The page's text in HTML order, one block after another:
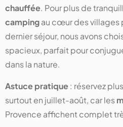
chauffée. Pour plus de
campingau cœur des villages
dernier séjour, nous avons
spacieux, parfait pour
dans la nature.
Astuce pratique: réservez
surtout en juillet-août, car les
Provence affichent complet